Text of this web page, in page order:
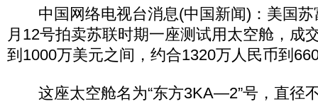
中国网络电视台消息(中国新闻)：美国苏
月12号拍卖苏联时期一座测试用太空舱，成
到1000万美元之间，约合1320万人民币到
这座太空舱名为“东方3KA—2”号，直径